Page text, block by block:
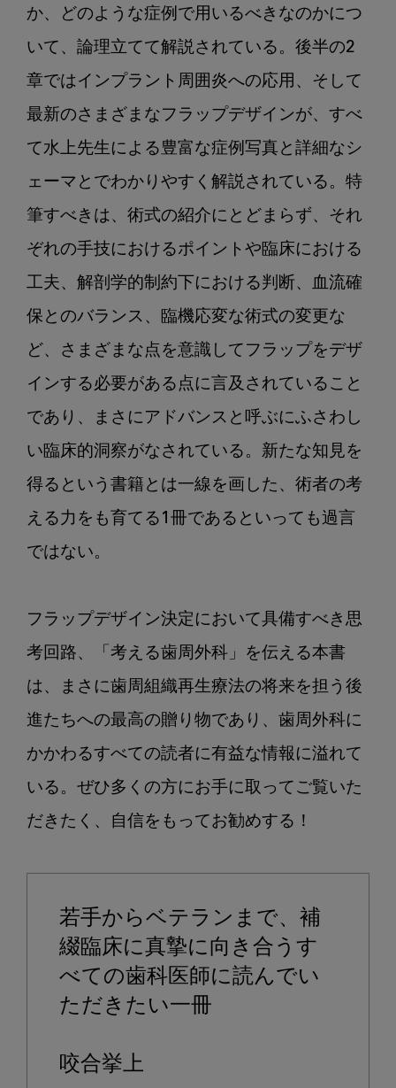
か、どのような症例で用いるべきなのかにつ
いて、論理立てて解説されている。後半の2
章ではインプラント周囲炎への応用、そして
最新のさまざまなフラップデザインが、すべ
て水上先生による豊富な症例写真と詳細なシ
ェーマとでわかりやすく解説されている。特
筆すべきは、術式の紹介にとどまらず、それ
ぞれの手技におけるポイントや臨床における
工夫、解剖学的制約下における判断、血流確
保とのバランス、臨機応変な術式の変更な
ど、さまざまな点を意識してフラップをデザ
インする必要がある点に言及されていること
であり、まさにアドバンスと呼ぶにふさわし
い臨床的洞察がなされている。新たな知見を
得るという書籍とは一線を画した、術者の考
える力をも育てる1冊であるといっても過言
ではない。
フラップデザイン決定において具備すべき思
考回路、「考える歯周外科」を伝える本書
は、まさに歯周組織再生療法の将来を担う後
進たちへの最高の贈り物であり、歯周外科に
かかわるすべての読者に有益な情報に溢れて
いる。ぜひ多くの方にお手に取ってご覧いた
だきたく、自信をもってお勧めする！
若手からベテランまで、補
綴臨床に真摯に向き合うす
べての歯科医師に読んでい
ただきたい一冊